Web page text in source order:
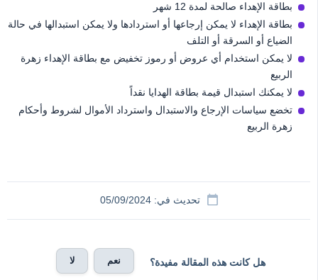
بطاقة الإهداء صالحة لمدة 12 شهر
بطاقة الإهداء لا يمكن إرجاعها أو استردادها ولا يمكن استبدالها في حالة
الضياع أو السرقة أو التلف
لا يمكن استخدام أي عروض أو رموز تخفيض مع بطاقة الإهداء زهرة
الربيع
لا يمكنك استبدال قيمة بطاقة الهدايا نقداً
تخضع سياسات الإرجاع والاستبدال واسترداد الأموال لشروط وأحكام
زهرة الربيع
تحديث في: 05/09/2024
هل كانت هذه المقالة مفيدة؟ نعم لا